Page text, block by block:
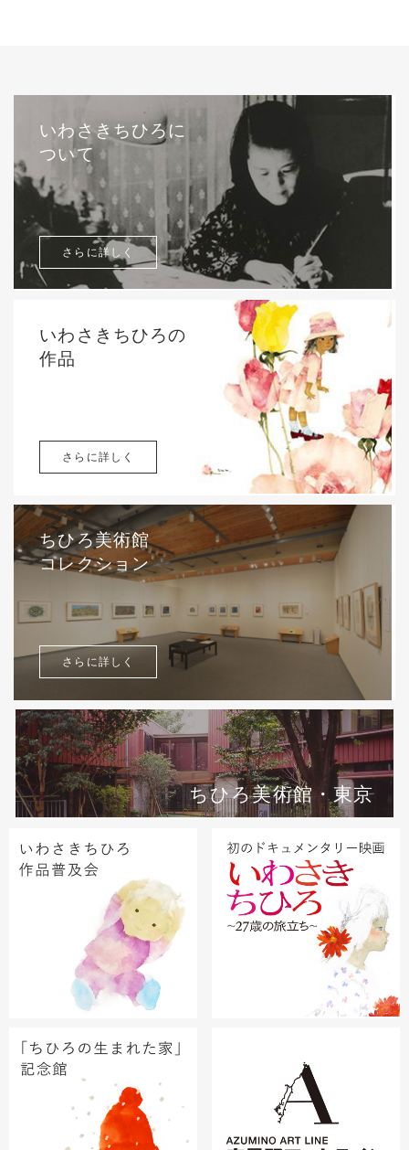
いわさきちひろに
ついて
さらに詳しく
いわさきちひろの
作品
さらに詳しく
ちひろ美術館
コレクション
さらに詳しく
ちひろ美術館・東京